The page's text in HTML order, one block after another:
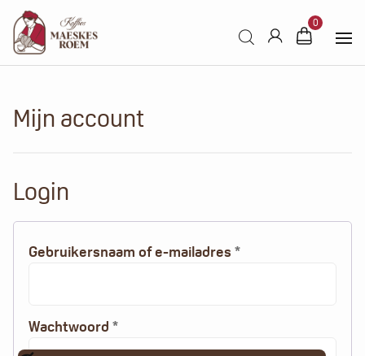
0
Mijn account
Login
Gebruikersnaam of e-mailadres *Vereist
Wachtwoord *Vereist
Alternative: